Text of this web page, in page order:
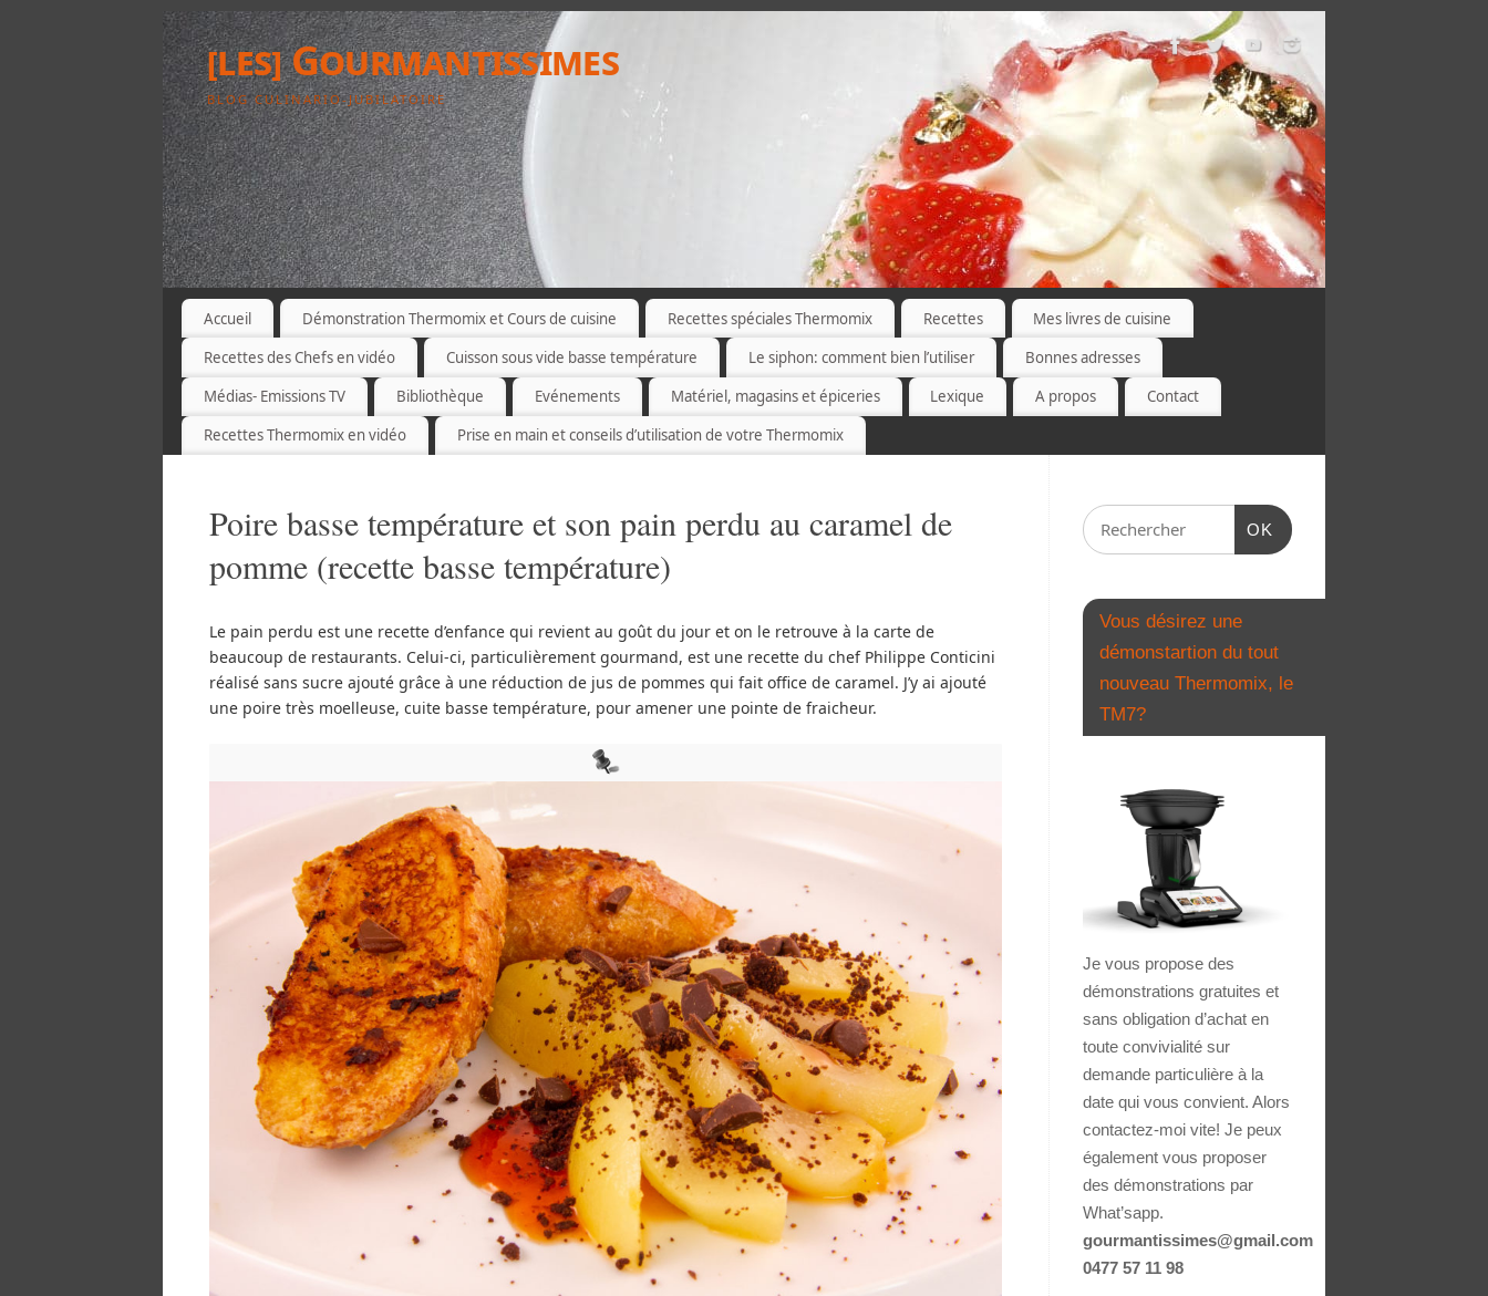
[les] Gourmantissimes
BLOG CULINARIO-JUBILATOIRE
Accueil Démonstration Thermomix et Cours de cuisine Recettes spéciales Thermomix Recettes
Mes livres de cuisine
Recettes des Chefs en vidéo
Cuisson sous vide basse température Le siphon: comment bien l’utiliser
Bonnes adresses
Médias- Emissions TV
Bibliothèque Evénements Matériel, magasins et épiceries Lexique A propos
Contact
Recettes Thermomix en vidéo
Prise en main et conseils d’utilisation de votre Thermomix
Poire basse température et son pain perdu au caramel de
pomme (recette basse température)
Le pain perdu est une recette d’enfance qui revient au goût du jour et on le retrouve à la carte de
beaucoup de restaurants. Celui-ci, particulièrement gourmand, est une recette du chef Philippe Conticini
réalisé sans sucre ajouté grâce à une réduction de jus de pommes qui fait office de caramel. J’y ai ajouté
une poire très moelleuse, cuite basse température, pour amener une pointe de fraicheur.
OK
Vous désirez une
démonstartion du tout
nouveau Thermomix, le
TM7?
Je vous propose des
démonstrations gratuites et
sans obligation d’achat en
toute convivialité sur
demande particulière à la
date qui vous convient. Alors
contactez-moi vite! Je peux
également vous proposer
des démonstrations par
What’sapp.
gourmantissimes@gmail.com
0477 57 11 98